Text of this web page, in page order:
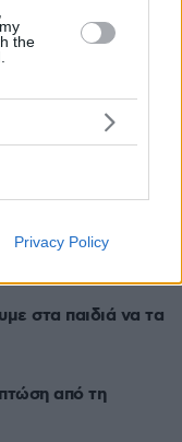
the
Privacy Policy
ότι
από
από ιρακινές
ρομπότ
στα παιδιά να τα
από τη